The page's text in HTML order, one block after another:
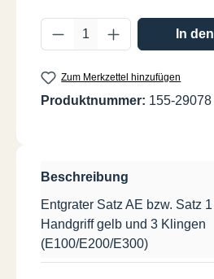
Produkt Anzahl: Gib
In
Zum Merkzettel hinzufügen
Produktnummer: 155-29078
Beschreibung
Entgrater Satz AE bzw. Satz
Handgriff gelb und 3 Klingen
(E100/E200/E300)